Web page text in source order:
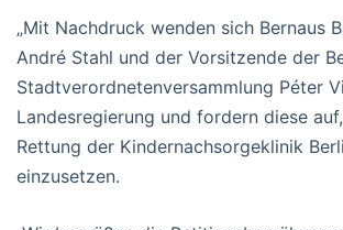
„Mit Nachdruck wenden sich Bernaus
André Stahl und der Vorsitzende der
Stadtverordnetenversammlung Péter
Landesregierung und fordern diese
Rettung der Kindernachsorgeklinik
einzusetzen.